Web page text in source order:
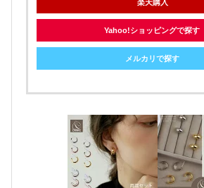
楽天購入
Yahoo!ショッピングで探す
メルカリで探す